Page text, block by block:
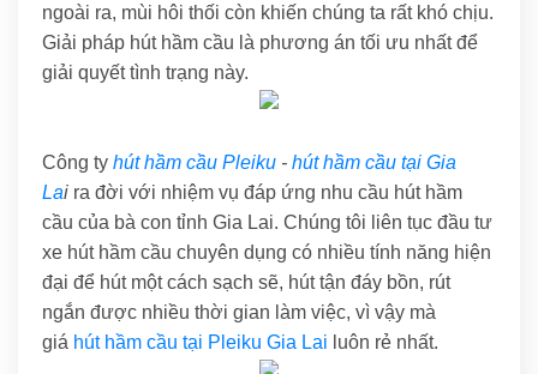
ngoài ra, mùi hôi thối còn khiến chúng ta rất khó chịu.
Giải pháp hút hầm cầu là phương án tối ưu nhất để
giải quyết tình trạng này.
Công ty hút hầm cầu Pleiku - hút hầm cầu tại Gia
Lai ra đời với nhiệm vụ đáp ứng nhu cầu hút hầm
cầu của bà con tỉnh Gia Lai. Chúng tôi liên tục đầu tư
xe hút hầm cầu chuyên dụng có nhiều tính năng hiện
đại để hút một cách sạch sẽ, hút tận đáy bồn, rút
ngắn được nhiều thời gian làm việc, vì vậy mà
giá hút hầm cầu tại Pleiku Gia Lai luôn rẻ nhất.